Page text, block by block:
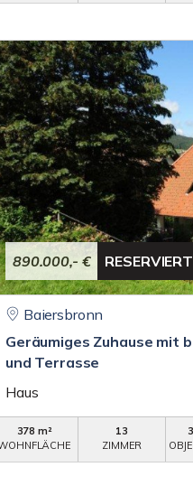
890.000,- € RESERVIERT
Baiersbronn
Geräumiges Zuhause mit
und Terrasse
Haus
378 m²
13
ZIMMER